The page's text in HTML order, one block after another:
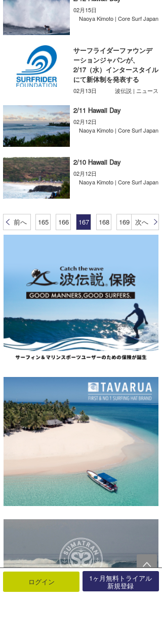
02月15日
Naoya Kimoto | Core Surf Japan
サーフライダーファウンデ
ーションジャパンが、
2/17（水）インタースタイル
にて新体制を発表する
02月13日 波伝説 | ニュース
2/11 Hawaii Day
02月12日
Naoya Kimoto | Core Surf Japan
2/10 Hawaii Day
02月12日
Naoya Kimoto | Core Surf Japan
前へ 165 166 167 168 169 次へ
予報士 hiro.
banpaku
Mr.K
Romisea
ログイン 1ヶ月無料トライアル
新規登録